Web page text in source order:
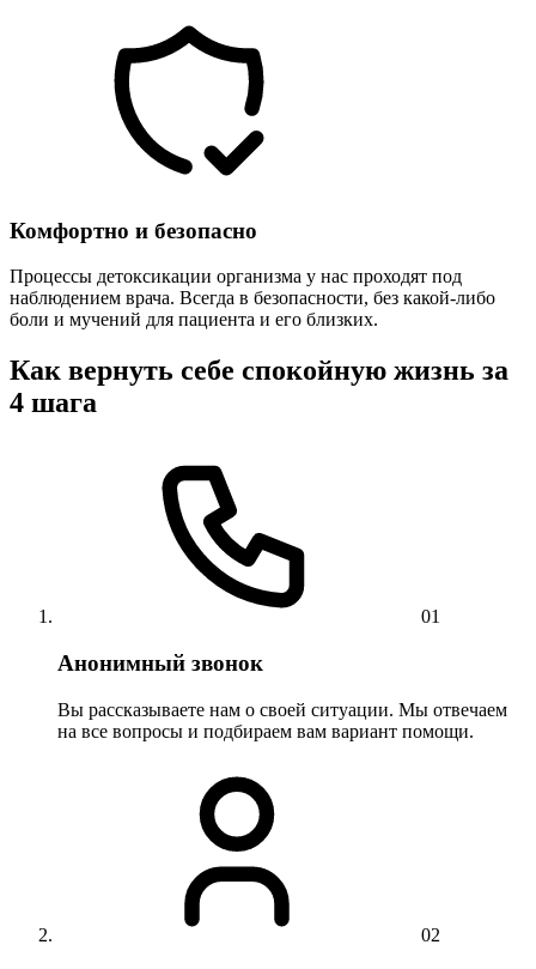
Комфортно и безопасно
Процессы детоксикации организма у нас проходят под
наблюдением врача. Всегда в безопасности, без какой-либо
боли и мучений для пациента и его близких.
Как вернуть себе спокойную жизнь за
4 шага
01
Анонимный звонок
Вы рассказываете нам о своей ситуации. Мы отвечаем
на все вопросы и подбираем вам вариант помощи.
02